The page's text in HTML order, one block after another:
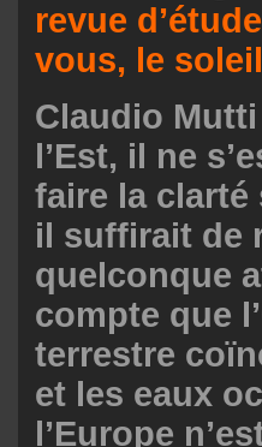
revue
vous, le
Claudio
l’Est, il ne
faire la clarté
il suffirait de
quelconque
compte que
terrestre
et les eaux
l’Europe